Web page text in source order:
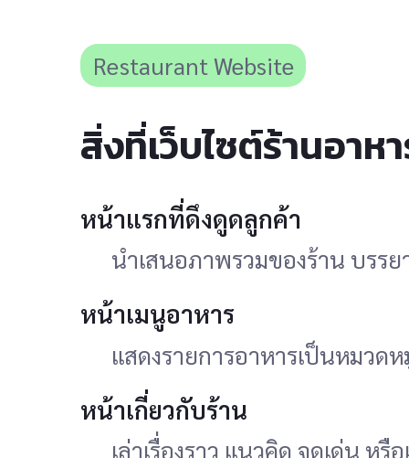
Restaurant Website
สิ่งที่เว็บไซต์ร้านอาห
หน้าแรกที่ดึงดูดลูกค้า
นำเสนอภาพรวมของร้าน บรร
หน้าเมนูอาหาร
แสดงรายการอาหารเป็นหมวด
หน้าเกี่ยวกับร้าน
เล่าเรื่องราว แนวคิด จุดเด่น ห